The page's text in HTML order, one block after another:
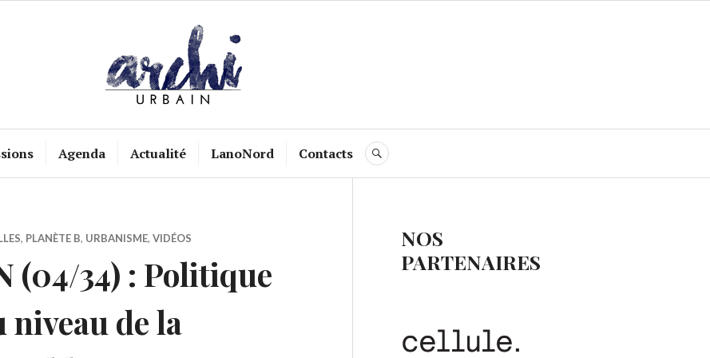
Agenda Actualité LanoNord Contacts RECHERCHE
, PLANÈTE B, URBANISME, VIDÉOS
(04/34) : Politique
niveau de la
NOS
PARTENAIRES